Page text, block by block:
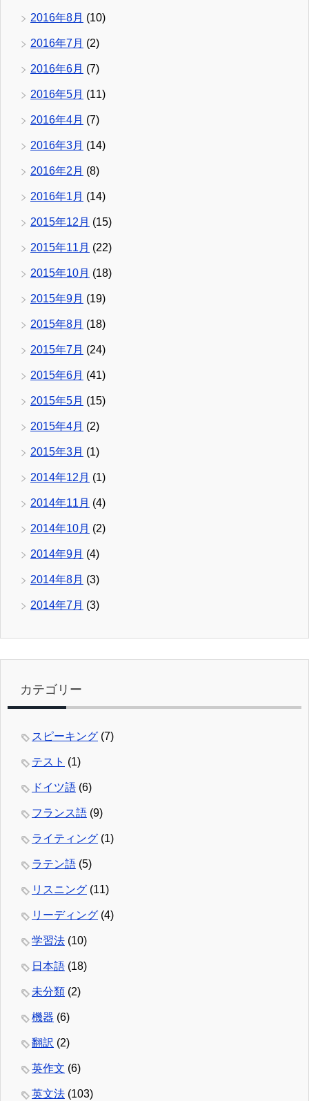
2016年8月 (10)
2016年7月 (2)
2016年6月 (7)
2016年5月 (11)
2016年4月 (7)
2016年3月 (14)
2016年2月 (8)
2016年1月 (14)
2015年12月 (15)
2015年11月 (22)
2015年10月 (18)
2015年9月 (19)
2015年8月 (18)
2015年7月 (24)
2015年6月 (41)
2015年5月 (15)
2015年4月 (2)
2015年3月 (1)
2014年12月 (1)
2014年11月 (4)
2014年10月 (2)
2014年9月 (4)
2014年8月 (3)
2014年7月 (3)
カテゴリー
スピーキング (7)
テスト (1)
ドイツ語 (6)
フランス語 (9)
ライティング (1)
ラテン語 (5)
リスニング (11)
リーディング (4)
学習法 (10)
日本語 (18)
未分類 (2)
機器 (6)
翻訳 (2)
英作文 (6)
英文法 (103)